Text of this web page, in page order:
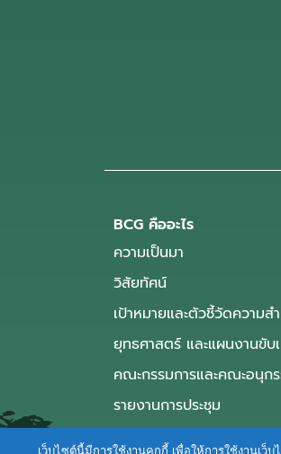
BCG คืออะไร
ความเป็นมา
วิสัยทัศน์
เป้าหมายและตัวชี้วัดความสำ
ยุทธศาสตร์ และแผนงานขับ
คณะกรรมการและคณะอนุก
รายงานการประชุม
เว็บไซต์นี้มีการใช้งานคุกกี้ เพื่อให้การใช้งานเ